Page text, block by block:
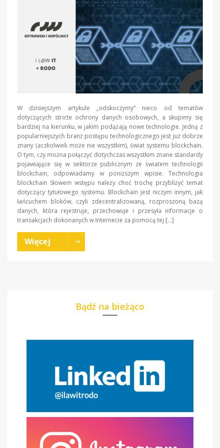
W dzisiejszym artykule „odskoczymy” nieco od tematów
dotyczących stricte ochrony danych osobowych, a skupimy się
bardziej na kierunku, w jakim podążają nowe technologie. Jedną z
popularniejszych branż postępu technologicznego jest już dobrze
znany (aczkolwiek może nie wszystkim), świat systemu blockchain.
O tym, czy można połączyć dotychczas wszystkim znane standardy
pojawiające się w sektorze publicznym ze światem technologii
blockchain, odpowiadamy w poniższym wpisie. Technologia
blockchain Słowem wstępu należy choć trochę przybliżyć temat
dotyczący tytułowego systemu. Blockchain jest niczym innym, jak
łańcuchem bloków, czyli zdecentralizowaną, rozproszoną bazą
danych, która rejestruje, przechowuje i przesyła informacje o
transakcjach dokonanych w Internecie za pomocą tej […]
Więcej
Bądź na bieżąco